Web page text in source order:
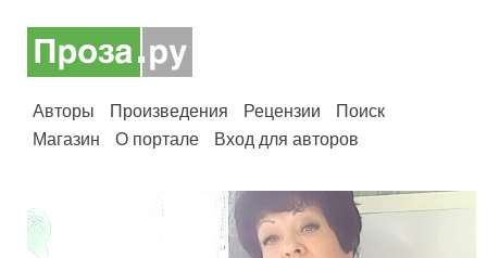
Авторы Произведения Рецензии
Поиск
Магазин
О портале Вход для авторов